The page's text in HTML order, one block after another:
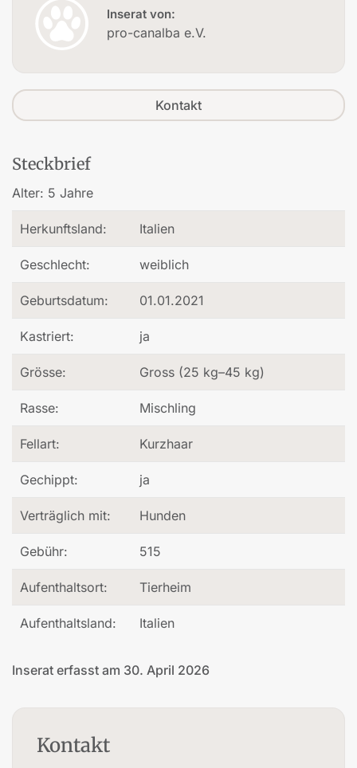
Inserat von:
pro-canalba e.V.
Kontakt
Steckbrief
Alter: 5 Jahre
Herkunftsland: Italien
Geschlecht: weiblich
Geburtsdatum: 01.01.2021
Kastriert: ja
Grösse: Gross (25 kg–45 kg)
Rasse: Mischling
Fellart: Kurzhaar
Gechippt: ja
Verträglich mit: Hunden
Gebühr: 515
Aufenthaltsort: Tierheim
Aufenthaltsland: Italien
Inserat erfasst am 30. April 2026
Kontakt